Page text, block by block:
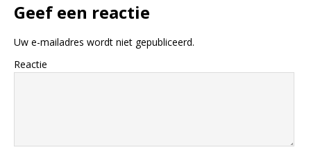
Geef een reactie
Uw e-mailadres wordt niet gepubliceerd.
Reactie